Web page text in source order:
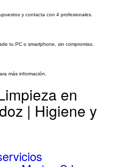
y contacta con 4 profesionales.
tu PC o smartphone, sin compromiso.
más información.
en
| Higiene y